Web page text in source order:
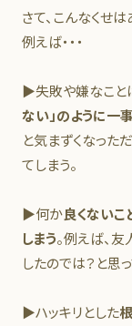
さて、こんなくせ
例えば・・・
▶失敗や嫌なこと
ない」のように一
と気まずくなった
てしまう。
▶何か良くない
しまう。例えば、
したのでは？と思っ
▶ハッキリとした